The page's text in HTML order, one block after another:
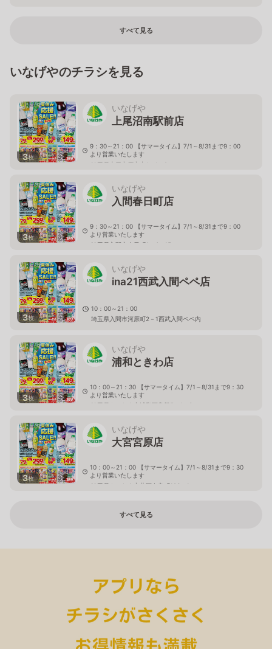
東京都小平市学園西町3－30－18
すべて見る
いなげやのチラシを見る
3枚
いなげや
上尾沼南駅前店
9：30～21：00 【サマータイム】7/1～8/31まで9：00
より営業いたします
埼玉県上尾市原市中1－1－8
3枚
いなげや
入間春日町店
9：30～21：00 【サマータイム】7/1～8/31まで9：00
より営業いたします
埼玉県入間市春日町1－4－15
3枚
いなげや
ina21西武入間ペペ店
10：00～21：00
埼玉県入間市河原町2－1西武入間ペペ内
3枚
いなげや
浦和ときわ店
10：00～21：30 【サマータイム】7/1～8/31まで9：30
より営業いたします
埼玉県さいたま市浦和区常盤5－1－3
3枚
いなげや
大宮宮原店
10：00～21：00 【サマータイム】7/1～8/31まで9：30
より営業いたします
埼玉県さいたま市北区奈良町106－1
すべて見る